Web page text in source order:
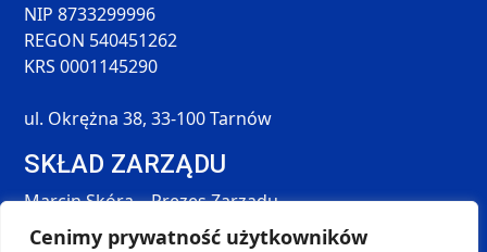
Cenimy prywatność użytkowników
NIP 8733299996
REGON 540451262
KRS 0001145290
ul. Okrężna 38, 33-100 Tarnów
SKŁAD ZARZĄDU
Marcin Skóra – Prezes Zarządu
Maciej Hołda – Członek Zarządu